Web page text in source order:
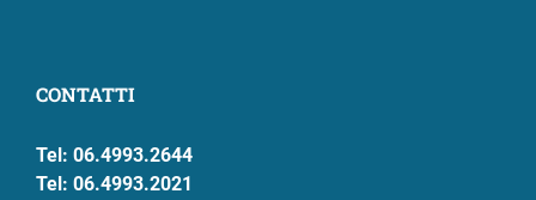
CONTATTI
Tel: 06.4993.2644
Tel: 06.4993.2021